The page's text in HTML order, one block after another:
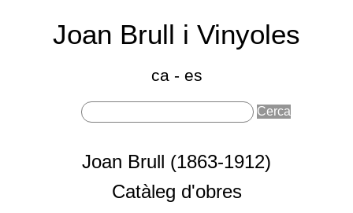
Joan Brull i Vinyoles
ca- es
Seccions principals
Sobre Joan Brull
Joan Brull (1863-1912)
Catàleg d'obres